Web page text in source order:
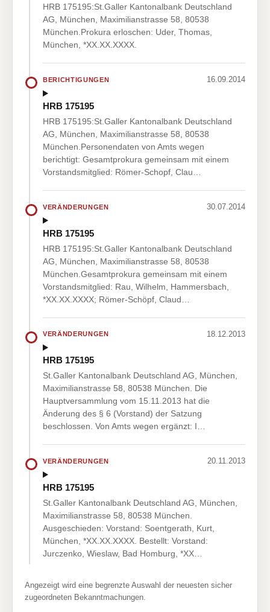
HRB 175195:St.Galler Kantonalbank Deutschland
AG, München, Maximilianstrasse 58, 80538
München.Prokura erloschen: Uder, Thomas,
München, *XX.XX.XXXX.
BERICHTIGUNGEN 16.09.2014
HRB 175195
HRB 175195:St.Galler Kantonalbank Deutschland
AG, München, Maximilianstrasse 58, 80538
München.Personendaten von Amts wegen
berichtigt: Gesamtprokura gemeinsam mit einem
Vorstandsmitglied: Römer-Schopf, Clau…
VERÄNDERUNGEN 30.07.2014
HRB 175195
HRB 175195:St.Galler Kantonalbank Deutschland
AG, München, Maximilianstrasse 58, 80538
München.Gesamtprokura gemeinsam mit einem
Vorstandsmitglied: Rau, Wilhelm, Hammersbach,
*XX.XX.XXXX; Römer-Schöpf, Claud…
VERÄNDERUNGEN 18.12.2013
HRB 175195
St.Galler Kantonalbank Deutschland AG, München,
Maximilianstrasse 58, 80538 München. Die
Hauptversammlung vom 15.11.2013 hat die
Änderung des § 6 (Vorstand) der Satzung
beschlossen. Von Amts wegen ergänzt: I…
VERÄNDERUNGEN 20.11.2013
HRB 175195
St.Galler Kantonalbank Deutschland AG, München,
Maximilianstrasse 58, 80538 München.
Ausgeschieden: Vorstand: Soentgerath, Kurt,
München, *XX.XX.XXXX. Bestellt: Vorstand:
Jurczenko, Wieslaw, Bad Homburg, *XX…
Angezeigt wird eine begrenzte Auswahl der neuesten sicher
zugeordneten Bekanntmachungen.